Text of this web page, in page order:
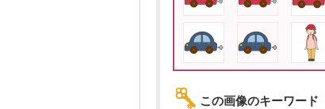
この画像のキーワード